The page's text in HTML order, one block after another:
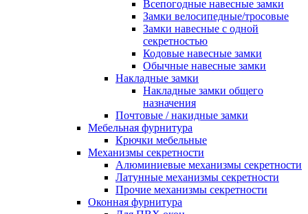
Всепогодные навесные замки
Замки велосипедные/тросовые
Замки навесные с одной
секретностью
Кодовые навесные замки
Обычные навесные замки
Накладные замки
Накладные замки общего
назначения
Почтовые / накидные замки
Мебельная фурнитура
Крючки мебельные
Механизмы секретности
Алюминиевые механизмы секретности
Латунные механизмы секретности
Прочие механизмы секретности
Оконная фурнитура